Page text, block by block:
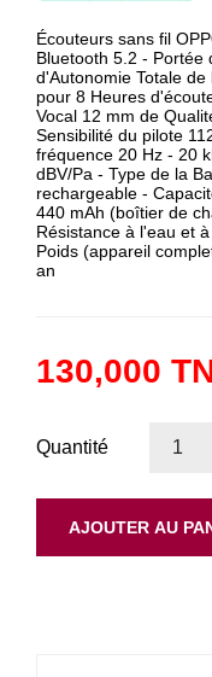
Écouteurs sans fil
Bluetooth 5.2 - Portée
d'Autonomie Totale
pour 8 Heures
Vocal 12 mm de
Sensibilité du pilote
fréquence 20 Hz - 20
dBV/Pa - Type de la
rechargeable -
440 mAh (boîtier de
Résistance à l'eau et
Poids (appareil
an
130,000
Quantité
AJOUTER AU